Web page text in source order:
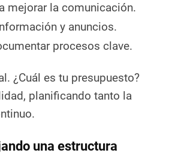
mejorar la comunicación.
y anuncios.
procesos clave.
¿Cuál es tu presupuesto?
planificando tanto la
una estructura